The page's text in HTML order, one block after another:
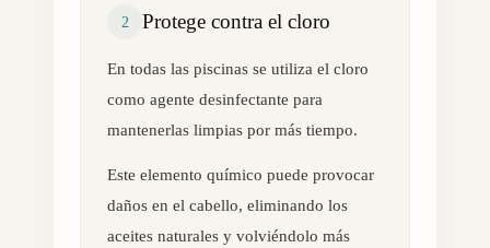
2 Protege contra el cloro
En todas las piscinas se utiliza el cloro
como agente desinfectante para
mantenerlas limpias por más tiempo.
Este elemento químico puede provocar
daños en el cabello, eliminando los
aceites naturales y volviéndolo más